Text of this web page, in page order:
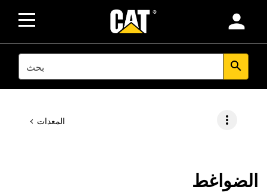
person
SEARCH search
المعدات more_vert
الضواغط